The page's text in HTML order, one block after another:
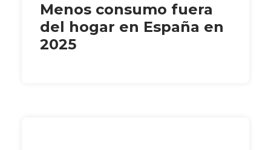
Menos consumo fuera
del hogar en España en
2025